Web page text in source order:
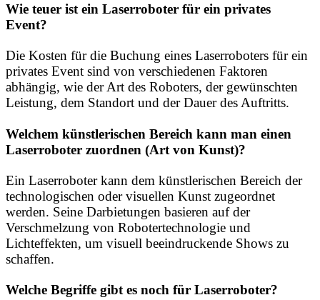
Wie teuer ist ein Laserroboter für ein privates
Event?
Die Kosten für die Buchung eines Laserroboters für ein
privates Event sind von verschiedenen Faktoren
abhängig, wie der Art des Roboters, der gewünschten
Leistung, dem Standort und der Dauer des Auftritts.
Welchem künstlerischen Bereich kann man einen
Laserroboter zuordnen (Art von Kunst)?
Ein Laserroboter kann dem künstlerischen Bereich der
technologischen oder visuellen Kunst zugeordnet
werden. Seine Darbietungen basieren auf der
Verschmelzung von Robotertechnologie und
Lichteffekten, um visuell beeindruckende Shows zu
schaffen.
Welche Begriffe gibt es noch für Laserroboter?